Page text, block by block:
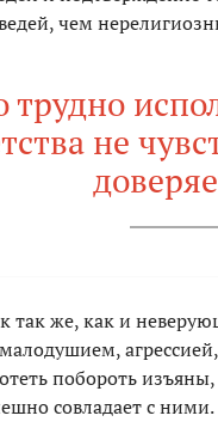
чем
трудно
не
так же, как и
побороть
совладает с ними.